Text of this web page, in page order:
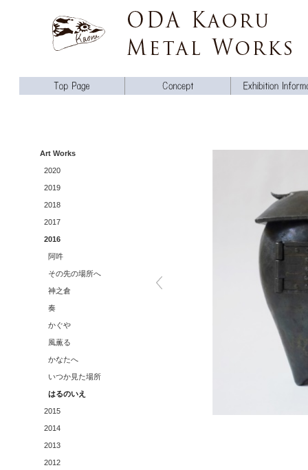
Art Works
2020
2019
2018
2017
2016
阿吽
その先の場所へ
神之倉
奏
かぐや
風薫る
かなたへ
いつか見た場所
はるのいえ
2015
2014
2013
2012